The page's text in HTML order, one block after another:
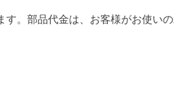
。部品代金は、お客様がお使い